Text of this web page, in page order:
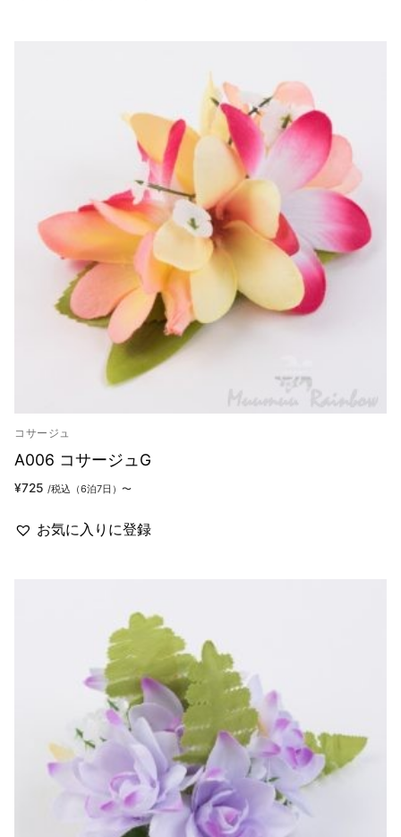
コサージュ
A006 コサージュG
¥725 /税込（6泊7日）〜
お気に入りに登録